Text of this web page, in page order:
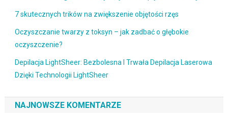
7 skutecznych trików na zwiększenie objętości rzęs
Oczyszczanie twarzy z toksyn – jak zadbać o głębokie
oczyszczenie?
Depilacja LightSheer: Bezbolesna I Trwała Depilacja Laserowa
Dzięki Technologii LightSheer
NAJNOWSZE KOMENTARZE